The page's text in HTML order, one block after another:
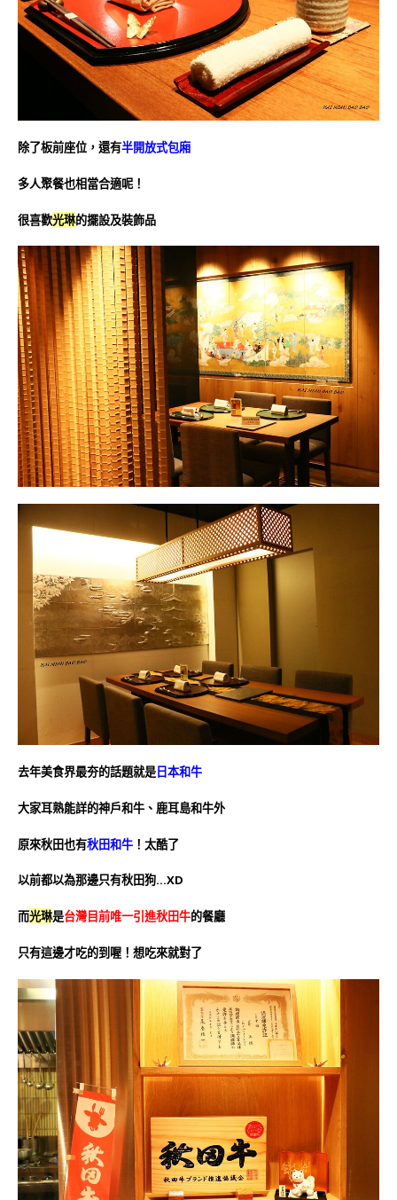
除了板前座位，還有半開放式包廂
多人聚餐也相當合適呢！
很喜歡光琳的擺設及裝飾品
去年美食界最夯的話題就是日本和牛
大家耳熟能詳的神戶和牛、鹿耳島和牛外
原來秋田也有秋田和牛 ！太酷了
以前都以為那邊只有秋田狗…XD
而光琳是台灣目前唯一引進秋田牛的餐廳
只有這邊才吃的到喔！想吃來就對了